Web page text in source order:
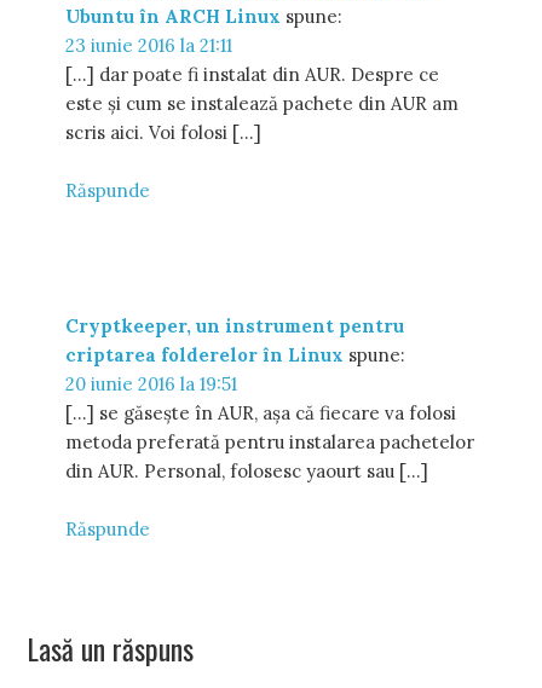
Ubuntu în ARCH Linux spune:
23 iunie 2016 la 21:11
[…] dar poate fi instalat din AUR. Despre ce
este și cum se instalează pachete din AUR am
scris aici. Voi folosi […]
Răspunde
Cryptkeeper, un instrument pentru
criptarea folderelor în Linux spune:
20 iunie 2016 la 19:51
[…] se găsește în AUR, așa că fiecare va folosi
metoda preferată pentru instalarea pachetelor
din AUR. Personal, folosesc yaourt sau […]
Răspunde
Lasă un răspuns